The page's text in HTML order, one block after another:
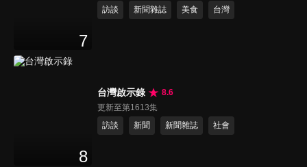
7
訪談
新聞雜誌 美食 台灣
8
台灣啟示錄
8.6
更新至第1613集
訪談
新聞 新聞雜誌 社會